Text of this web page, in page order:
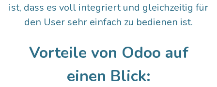
ist, dass es voll integriert und gleichzeitig für
den User sehr einfach zu bedienen ist.
Vorteile von Odoo auf
einen Blick: